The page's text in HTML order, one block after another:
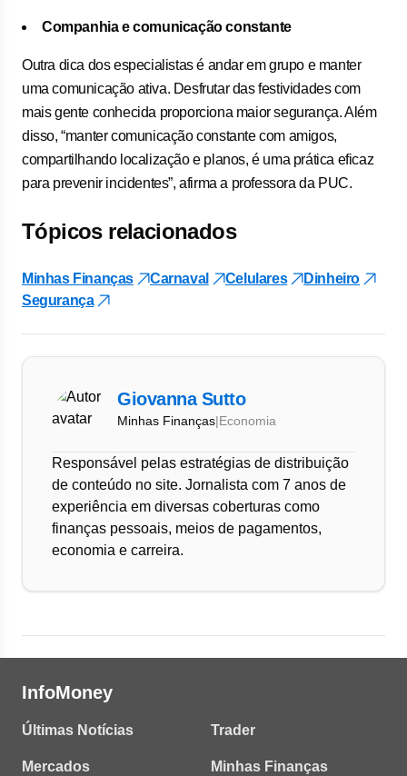
Companhia e comunicação constante
Outra dica dos especialistas é andar em grupo e manter
uma comunicação ativa. Desfrutar das festividades com
mais gente conhecida proporciona maior segurança. Além
disso, “manter comunicação constante com amigos,
compartilhando localização e planos, é uma prática eficaz
para prevenir incidentes”, afirma a professora da PUC.
Tópicos relacionados
Minhas Finanças Carnaval Celulares
Dinheiro
Segurança
Giovanna Sutto
Minhas Finanças|Economia
Responsável pelas estratégias de distribuição
de conteúdo no site. Jornalista com 7 anos de
experiência em diversas coberturas como
finanças pessoais, meios de pagamentos,
economia e carreira.
InfoMoney
Últimas Notícias
Mercados
Trader
Minhas Finanças